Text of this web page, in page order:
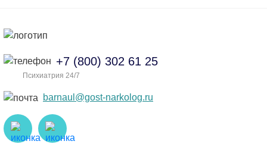
+7 (800) 302 61 25
Психиатрия 24/7
barnaul@gost-narkolog.ru